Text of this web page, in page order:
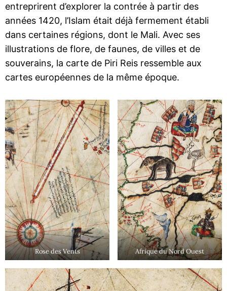
entreprirent d’explorer la contrée à partir des
années 1420, l’Islam était déjà fermement établi
dans certaines régions, dont le Mali. Avec ses
illustrations de flore, de faunes, de villes et de
souverains, la carte de Piri Reis ressemble aux
cartes européennes de la même époque.
Rose des Vents Afrique du Nord Ouest